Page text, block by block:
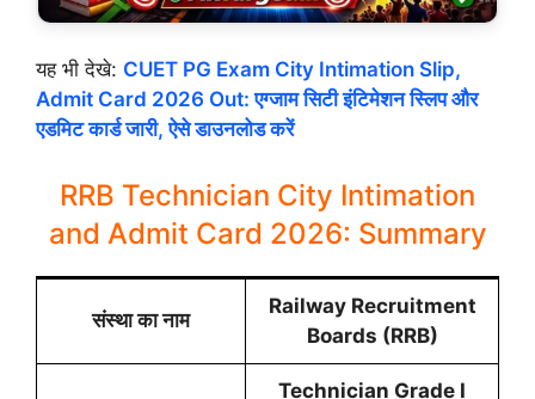
यह भी देखे: CUET PG Exam City Intimation Slip,
Admit Card 2026 Out: एग्जाम सिटी इंटिमेशन स्लिप और
एडमिट कार्ड जारी, ऐसे डाउनलोड करें
RRB Technician City Intimation
and Admit Card 2026: Summary
संस्था का नाम
Railway Recruitment
Boards (RRB)
Technician Grade I